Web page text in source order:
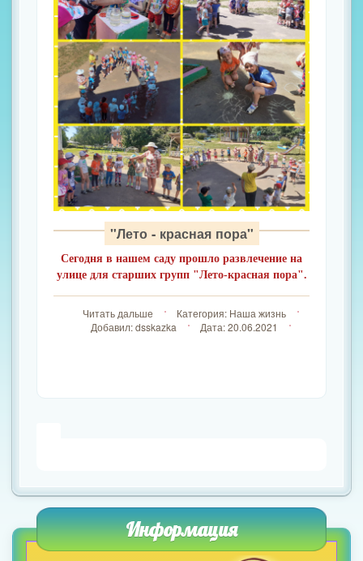
"Лето - красная пора"
Сегодня в нашем саду прошло развлечение на
улице для старших групп "Лето-красная пора".
Читать дальше Категория: Наша жизнь
Добавил: dsskazka Дата:20.06.2021
Информация